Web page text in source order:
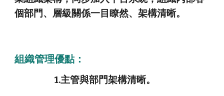
個部門、層級關係一目瞭然、架構清晰。
組織管理優點：
1.主管與部門架構清晰。